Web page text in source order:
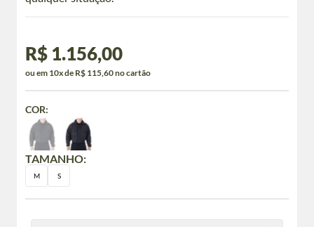
R$ 1.156,00
ou em 10x de R$ 115,60 no cartão
TAMANHO:
M S
COR: